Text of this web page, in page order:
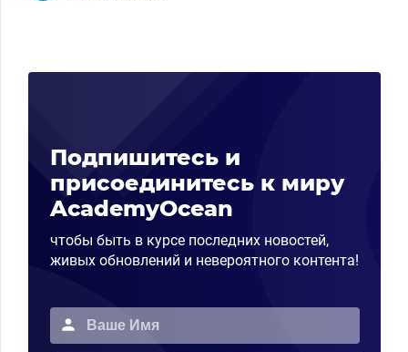
Подпишитесь и
присоединитесь к миру
AcademyOcean
чтобы быть в курсе последних новостей,
живых обновлений и невероятного контента!